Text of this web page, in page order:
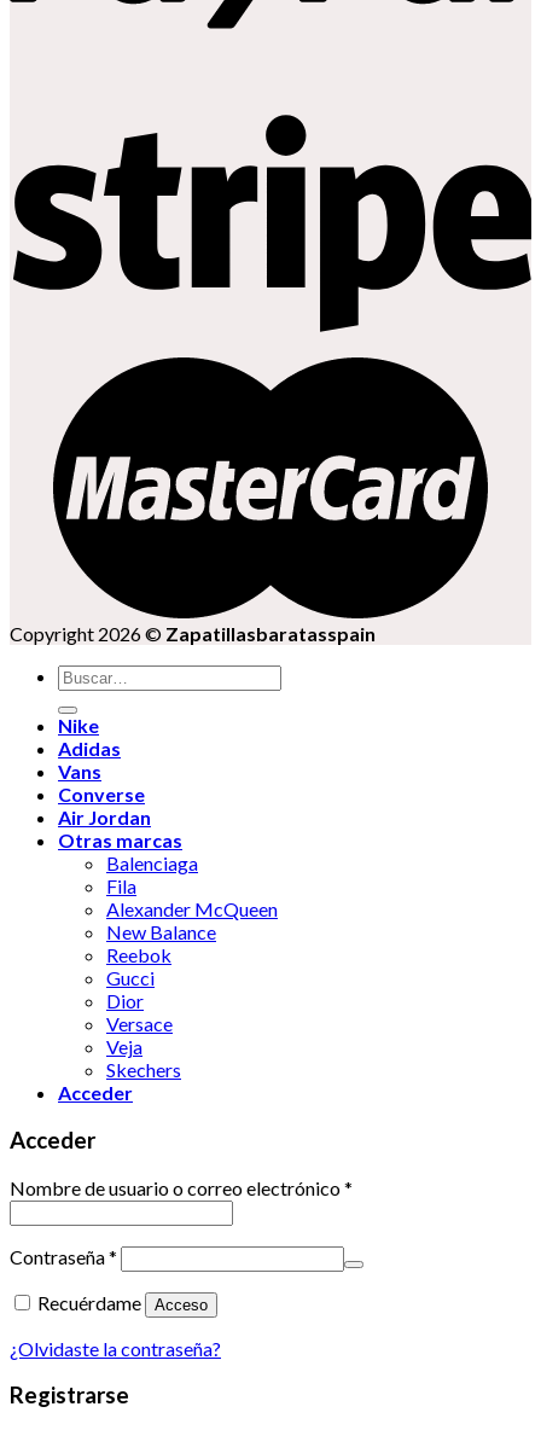
Copyright 2026 © Zapatillasbaratasspain
Buscar
por:
Nike
Adidas
Vans
Converse
Air Jordan
Otras marcas
Balenciaga
Fila
Alexander McQueen
New Balance
Reebok
Gucci
Dior
Versace
Veja
Skechers
Acceder
Acceder
Nombre de usuario o correo electrónico*
Contraseña*
Recuérdame
Acceso
¿Olvidaste la contraseña?
Registrarse